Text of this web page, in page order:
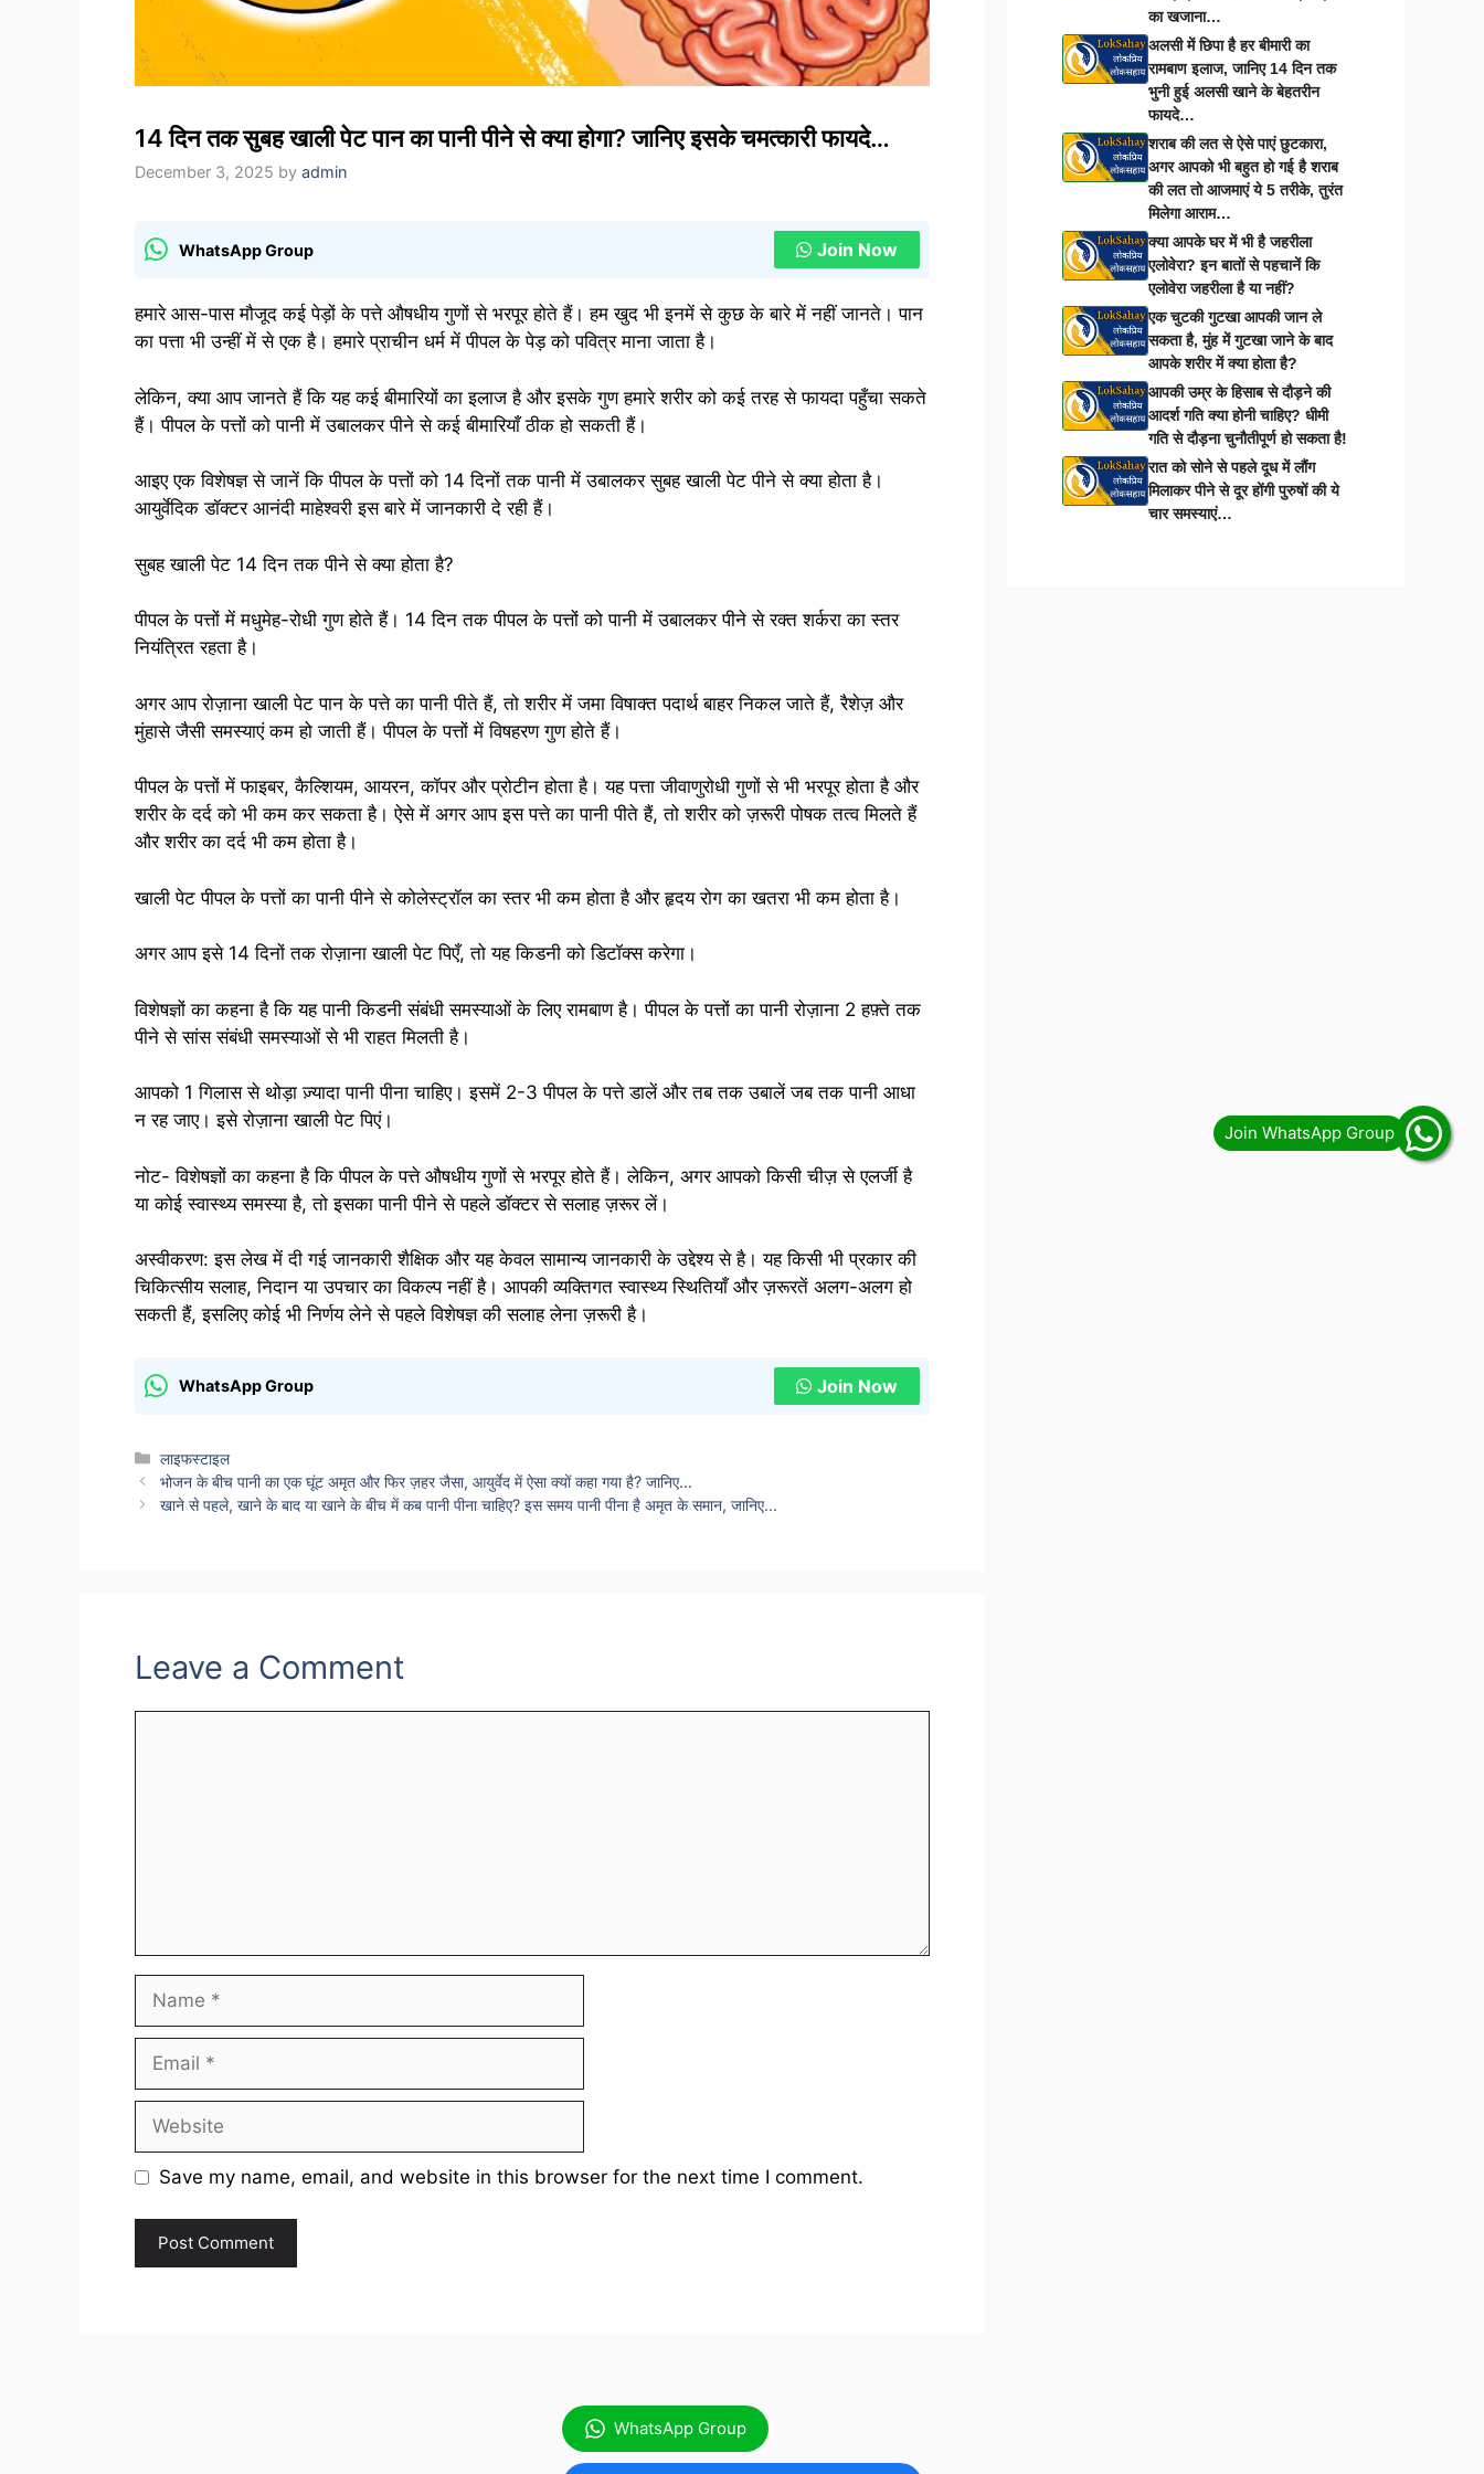
14 दिन तक सुबह खाली पेट पान का पानी पीने से क्या होगा? जानिए इसके चमत्कारी फायदे…
December 3, 2025 by admin
WhatsApp Group Join Now
हमारे आस-पास मौजूद कई पेड़ों के पत्ते औषधीय गुणों से भरपूर होते हैं। हम खुद भी इनमें से कुछ के बारे में नहीं जानते। पान
का पत्ता भी उन्हीं में से एक है। हमारे प्राचीन धर्म में पीपल के पेड़ को पवित्र माना जाता है।
लेकिन, क्या आप जानते हैं कि यह कई बीमारियों का इलाज है और इसके गुण हमारे शरीर को कई तरह से फायदा पहुँचा सकते
हैं। पीपल के पत्तों को पानी में उबालकर पीने से कई बीमारियाँ ठीक हो सकती हैं।
आइए एक विशेषज्ञ से जानें कि पीपल के पत्तों को 14 दिनों तक पानी में उबालकर सुबह खाली पेट पीने से क्या होता है।
आयुर्वेदिक डॉक्टर आनंदी माहेश्वरी इस बारे में जानकारी दे रही हैं।
सुबह खाली पेट 14 दिन तक पीने से क्या होता है?
पीपल के पत्तों में मधुमेह-रोधी गुण होते हैं। 14 दिन तक पीपल के पत्तों को पानी में उबालकर पीने से रक्त शर्करा का स्तर
नियंत्रित रहता है।
अगर आप रोज़ाना खाली पेट पान के पत्ते का पानी पीते हैं, तो शरीर में जमा विषाक्त पदार्थ बाहर निकल जाते हैं, रैशेज़ और
मुंहासे जैसी समस्याएं कम हो जाती हैं। पीपल के पत्तों में विषहरण गुण होते हैं।
पीपल के पत्तों में फाइबर, कैल्शियम, आयरन, कॉपर और प्रोटीन होता है। यह पत्ता जीवाणुरोधी गुणों से भी भरपूर होता है और
शरीर के दर्द को भी कम कर सकता है। ऐसे में अगर आप इस पत्ते का पानी पीते हैं, तो शरीर को ज़रूरी पोषक तत्व मिलते हैं
और शरीर का दर्द भी कम होता है।
खाली पेट पीपल के पत्तों का पानी पीने से कोलेस्ट्रॉल का स्तर भी कम होता है और हृदय रोग का खतरा भी कम होता है।
अगर आप इसे 14 दिनों तक रोज़ाना खाली पेट पिएँ, तो यह किडनी को डिटॉक्स करेगा।
विशेषज्ञों का कहना है कि यह पानी किडनी संबंधी समस्याओं के लिए रामबाण है। पीपल के पत्तों का पानी रोज़ाना 2 हफ़्ते तक
पीने से सांस संबंधी समस्याओं से भी राहत मिलती है।
आपको 1 गिलास से थोड़ा ज़्यादा पानी पीना चाहिए। इसमें 2-3 पीपल के पत्ते डालें और तब तक उबालें जब तक पानी आधा
न रह जाए। इसे रोज़ाना खाली पेट पिएं।
नोट- विशेषज्ञों का कहना है कि पीपल के पत्ते औषधीय गुणों से भरपूर होते हैं। लेकिन, अगर आपको किसी चीज़ से एलर्जी है
या कोई स्वास्थ्य समस्या है, तो इसका पानी पीने से पहले डॉक्टर से सलाह ज़रूर लें।
अस्वीकरण: इस लेख में दी गई जानकारी शैक्षिक और यह केवल सामान्य जानकारी के उद्देश्य से है। यह किसी भी प्रकार की
चिकित्सीय सलाह, निदान या उपचार का विकल्प नहीं है। आपकी व्यक्तिगत स्वास्थ्य स्थितियाँ और ज़रूरतें अलग-अलग हो
सकती हैं, इसलिए कोई भी निर्णय लेने से पहले विशेषज्ञ की सलाह लेना ज़रूरी है।
WhatsApp Group Join Now
Categories
लाइफस्टाइल
भोजन के बीच पानी का एक घूंट अमृत और फिर ज़हर जैसा, आयुर्वेद में ऐसा क्यों कहा गया है? जानिए…
खाने से पहले, खाने के बाद या खाने के बीच में कब पानी पीना चाहिए? इस समय पानी पीना है अमृत के समान, जानिए…
Leave a Comment
Save my name, email, and website in this browser for the next time I comment.
का खजाना…
अलसी में छिपा है हर बीमारी का
रामबाण इलाज, जानिए 14 दिन तक
भुनी हुई अलसी खाने के बेहतरीन
फायदे…
शराब की लत से ऐसे पाएं छुटकारा,
अगर आपको भी बहुत हो गई है शराब
की लत तो आजमाएं ये 5 तरीके, तुरंत
मिलेगा आराम…
क्या आपके घर में भी है जहरीला
एलोवेरा? इन बातों से पहचानें कि
एलोवेरा जहरीला है या नहीं?
एक चुटकी गुटखा आपकी जान ले
सकता है, मुंह में गुटखा जाने के बाद
आपके शरीर में क्या होता है?
आपकी उम्र के हिसाब से दौड़ने की
आदर्श गति क्या होनी चाहिए? धीमी
गति से दौड़ना चुनौतीपूर्ण हो सकता है!
रात को सोने से पहले दूध में लौंग
मिलाकर पीने से दूर होंगी पुरुषों की ये
चार समस्याएं…
WhatsApp Group